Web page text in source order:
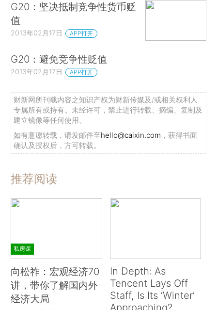
G20：坚决抵制竞争性货币贬
值
2013年02月17日 APP打开
G20：避免竞争性贬值
2013年02月17日 APP打开
财新网所刊载内容之知识产权为财新传媒及/或相关权利人
专属所有或持有。未经许可，禁止进行转载、摘编、复制及
建立镜像等任何使用。
如有意愿转载，请发邮件至hello@caixin.com ，获得书面
确认及授权后，方可转载。
推荐阅读
私房课
向松祚：宏观经济70
讲，带你了解国内外
经济大局
In Depth: As
Tencent Lays Off
Staff, Is Its ‘Winter’
Approaching?